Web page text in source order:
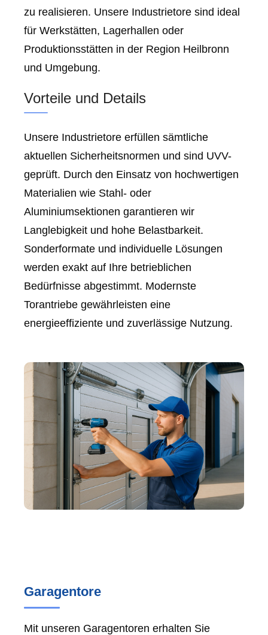
zu realisieren. Unsere Industrietore sind ideal
für Werkstätten, Lagerhallen oder
Produktionsstätten in der Region Heilbronn
und Umgebung.
Vorteile und Details
Unsere Industrietore erfüllen sämtliche
aktuellen Sicherheitsnormen und sind UVV-
geprüft. Durch den Einsatz von hochwertigen
Materialien wie Stahl- oder
Aluminiumsektionen garantieren wir
Langlebigkeit und hohe Belastbarkeit.
Sonderformate und individuelle Lösungen
werden exakt auf Ihre betrieblichen
Bedürfnisse abgestimmt. Modernste
Torantriebe gewährleisten eine
energieeffiziente und zuverlässige Nutzung.
Garagentore
Mit unseren Garagentoren erhalten Sie